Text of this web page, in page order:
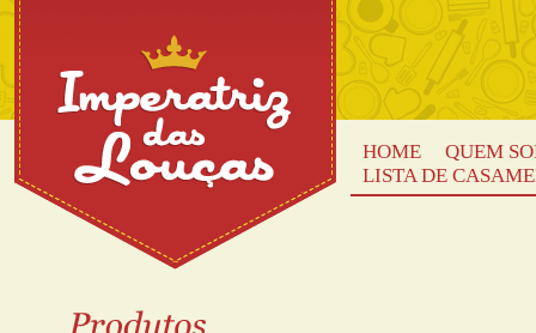
HOME
QUEM
LISTA DE